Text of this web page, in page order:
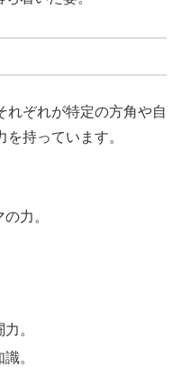
れぞれが特定の方角や自
持っています。
力。
。
。